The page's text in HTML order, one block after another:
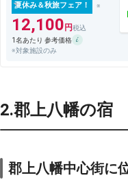
夏休み＆秋旅フェア！
12,100
1名あたり 参考価格
※対象施設のみ
2.郡上八幡の宿
郡上八幡中心街に